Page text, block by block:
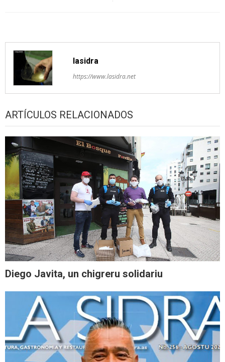
lasidra
https://www.lasidra.net
ARTÍCULOS RELACIONADOS
Diego Javita, un chigreru solidariu